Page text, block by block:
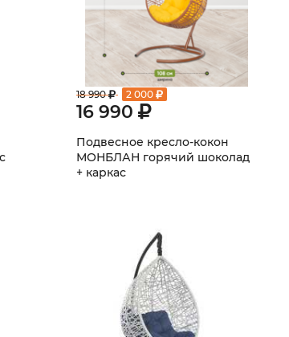
18 990 2 000
16 990
Подвесное кресло-кокон
МОНБЛАН горячий шоколад
+ каркас